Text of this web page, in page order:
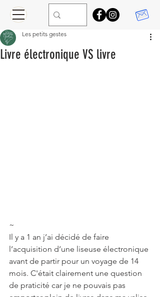
Livre électronique VS livre
Les petits gestes
~
Il y a 1 an j’ai décidé de faire
l’acquisition d’une liseuse électronique
avant de partir pour un voyage de 14
mois. C'était clairement une question
de praticité car je ne pouvais pas